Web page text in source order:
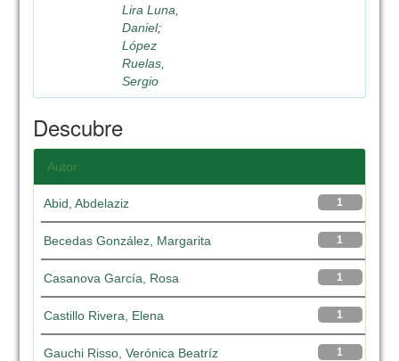
Lira Luna,
Daniel;
López
Ruelas,
Sergio
Descubre
Autor
1
Abid, Abdelaziz
1
Becedas González, Margarita
1
Casanova García, Rosa
1
Castillo Rivera, Elena
1
Gauchi Risso, Verónica Beatríz